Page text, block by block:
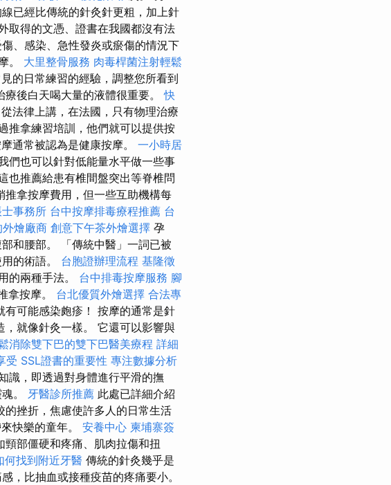
已經比傳統的針灸針更粗，加上針
取得的文憑、證書在我國都沒有法
、感染、急性發炎或瘀傷的情況下
。 大里整骨服務 肉毒桿菌注射輕鬆
的日常練習的經驗，調整您所看到
療後白天喝大量的液體很重要。快
從法律上講，在法國，只有物理治療
推拿練習培訓，他們就可以提供按
通常被認為是健康按摩。 一小時居
們也可以針對低能量水平做一些事
也推薦給患有椎間盤突出等脊椎問
拿按摩費用，但一些互助機構每
事務所 台中按摩排毒療程推薦 台
燴廠商 創意下午茶外燴選擇 孕
和腰部。 「傳統中醫」一詞已被
的術語。 台胞證辦理流程 基隆徵
的兩種手法。 台中排毒按摩服務 腳
拿按摩。 台北優質外燴選擇 合法專
可能感染皰疹！ 按摩的通常是針
就像針灸一樣。 它還可以影響與
消除雙下巴的雙下巴醫美療程 詳細
受 SSL證書的重要性 專注數據分析
識，即透過對身體進行平滑的撫
。 牙醫診所推薦 此處已詳細介紹
挫折，焦慮使許多人的日常生活
快樂的童年。 安養中心 柬埔寨簽
部僵硬和疼痛、肌肉拉傷和扭
何找到附近牙醫 傳統的針灸幾乎是
，比抽血或接種疫苗的疼痛要小。